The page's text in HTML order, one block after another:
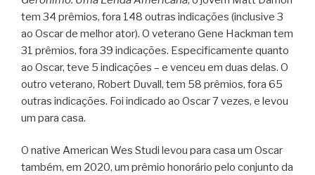
tem 34 prêmios, fora 148 outras indicações (inclusive 3
ao Oscar de melhor ator). O veterano Gene Hackman tem
31 prêmios, fora 39 indicações. Especificamente quanto
ao Oscar, teve 5 indicações – e venceu em duas delas. O
outro veterano, Robert Duvall, tem 58 prêmios, fora 65
outras indicações. Foi indicado ao Oscar 7 vezes, e levou
um para casa.
O native American Wes Studi levou para casa um Oscar
também, em 2020, um prêmio honorário pelo conjunto da